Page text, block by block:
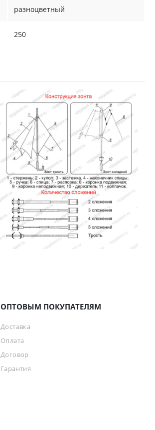
разноцветный
250
ОПТОВЫМ ПОКУПАТЕЛЯМ
Доставка
Оплата
Договор
Гарантия